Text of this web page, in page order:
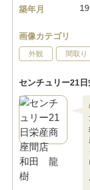
築年月
画像カテゴリ
外観 間取り
センチュリー21